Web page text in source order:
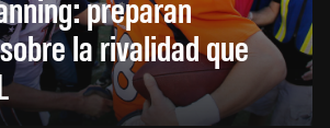
la rivalidad que